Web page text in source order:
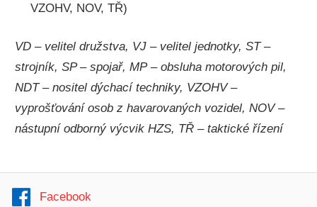
VZOHV, NOV, TŘ)
VD – velitel družstva, VJ – velitel jednotky, ST –
strojník, SP – spojař, MP – obsluha motorových pil,
NDT – nositel dýchací techniky, VZOHV –
vyprošťování osob z havarovaných vozidel, NOV –
nástupní odborný výcvik HZS, TŘ – taktické řízení
Facebook